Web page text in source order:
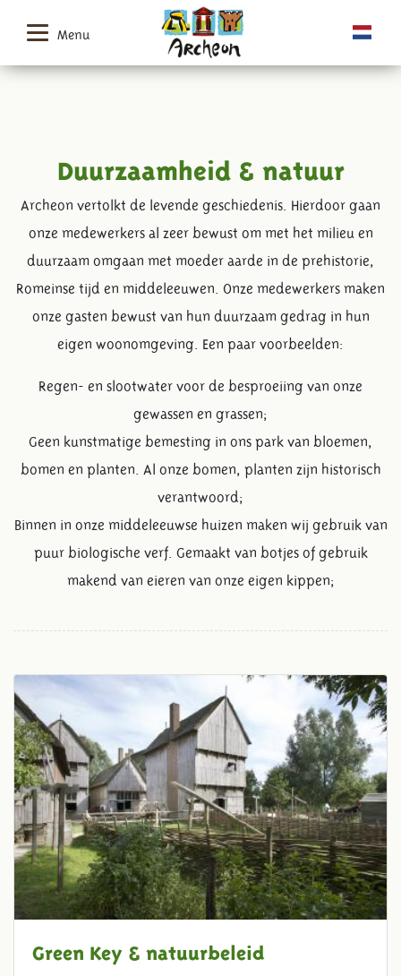
Menu
Duurzaamheid & natuur
Archeon vertolkt de levende geschiedenis. Hierdoor gaan
onze medewerkers al zeer bewust om met het milieu en
duurzaam omgaan met moeder aarde in de prehistorie,
Romeinse tijd en middeleeuwen. Onze medewerkers maken
onze gasten bewust van hun duurzaam gedrag in hun
eigen woonomgeving. Een paar voorbeelden:
Regen- en slootwater voor de besproeiing van onze
gewassen en grassen;
Geen kunstmatige bemesting in ons park van bloemen,
bomen en planten. Al onze bomen, planten zijn historisch
verantwoord;
Binnen in onze middeleeuwse huizen maken wij gebruik van
puur biologische verf. Gemaakt van botjes of gebruik
makend van eieren van onze eigen kippen;
Green Key & natuurbeleid